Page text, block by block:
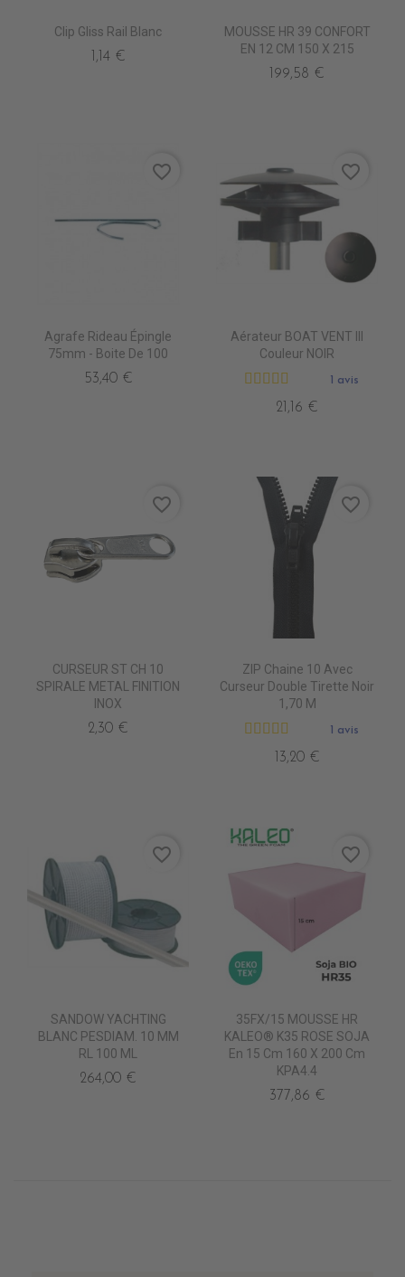
Clip Gliss Rail Blanc
1,14 €
MOUSSE HR 39 CONFORT
EN 12 CM 150 X 215
199,58 €
Agrafe Rideau Épingle
75mm - Boite De 100
53,40 €
favorite_border
Aérateur BOAT VENT III
Couleur NOIR
1 avis
21,16 €
favorite_border
CURSEUR ST CH 10
SPIRALE METAL FINITION
INOX
2,30 €
favorite_border
ZIP Chaine 10 Avec
Curseur Double Tirette Noir
1,70 M
1 avis
13,20 €
favorite_border
SANDOW YACHTING
BLANC PESDIAM. 10 MM
RL 100 ML
264,00 €
favorite_border
35FX/15 MOUSSE HR
KALEO® K35 ROSE SOJA
En 15 Cm 160 X 200 Cm
KPA4.4
377,86 €
favorite_border